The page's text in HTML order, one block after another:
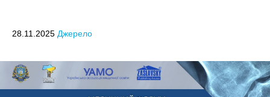
28.11.2025 Джерело